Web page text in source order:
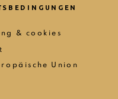
& cookies
Union